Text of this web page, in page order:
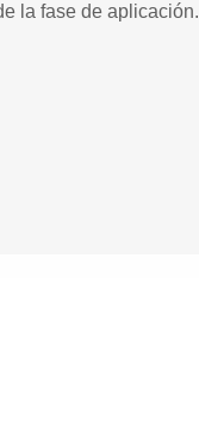
la fase de aplicación.